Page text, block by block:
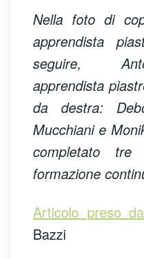
Nella foto di
apprendista
seguire,
apprendista
da destra:
Mucchiani e
completato
formazione
Articolo preso
Bazzi